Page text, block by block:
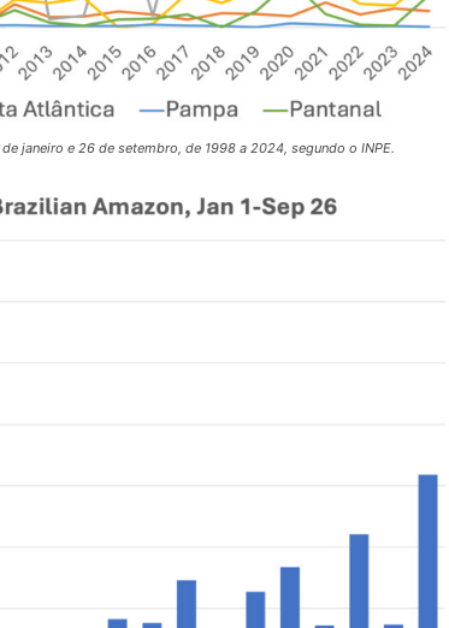
janeiro e 26 de setembro, de 1998 a 2024, segundo o INPE.